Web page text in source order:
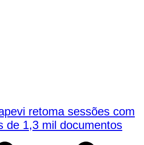
retoma sessões com
de 1,3 mil documentos